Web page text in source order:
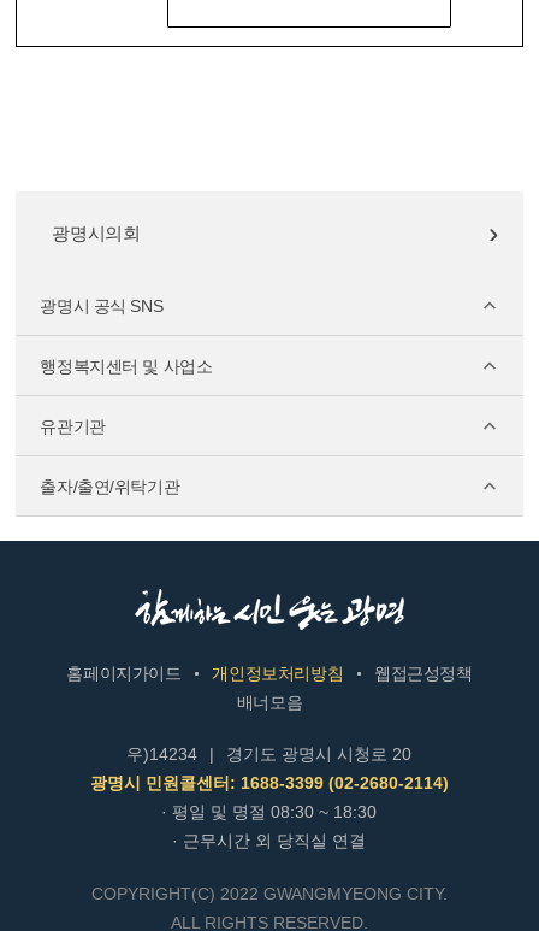
광명시의회
광명시 공식 SNS
행정복지센터 및 사업소
유관기관
출자/출연/위탁기관
홈페이지가이드 개인정보처리방침
웹접근성정책
배너모음
우)14234 |
경기도 광명시 시청로 20
광명시 민원콜센터: 1688-3399 (02-2680-2114)
· 평일 및 명절 08:30 ~ 18:30
· 근무시간 외 당직실 연결
COPYRIGHT(C) 2022 GWANGMYEONG CITY.
ALL RIGHTS RESERVED.